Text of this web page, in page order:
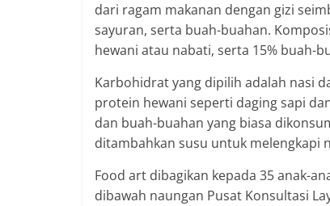
dari ragam makanan dengan gizi
sayuran, serta buah-buahan.
hewani atau nabati, serta 15% buah-
Karbohidrat yang dipilih adalah nasi
protein hewani seperti daging sapi
dan buah-buahan yang biasa
ditambahkan susu untuk melengkapi
Food art dibagikan kepada 35 anak-
dibawah naungan Pusat Konsultasi